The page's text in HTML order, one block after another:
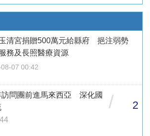
清宮捐贈500萬元給縣府 挹注弱勢
務及長照醫療資源
07 00:42
訪問團前進馬來西亞 深化國
/ 2